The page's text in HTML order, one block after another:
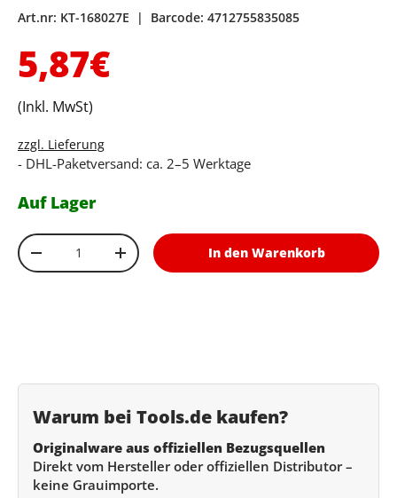
Art.nr: KT-168027E | Barcode: 4712755835085
Normaler Preis
5,87€
(Inkl. MwSt)
zzgl. Lieferung
- DHL-Paketversand: ca. 2–5 Werktage
Auf Lager
Anzahl
Menge verringernMenge erhöhenIn den Warenkorb
Warum bei Tools.de kaufen?
Originalware aus offiziellen Bezugsquellen
Direkt vom Hersteller oder offiziellen Distributor –
keine Grauimporte.